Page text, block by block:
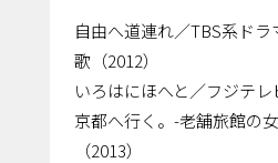
自由へ道連れ／TBS系ドラ
歌（2012）
いろはにほへと／フジテレ
京都へ行く。-老舗旅館の
（2013）